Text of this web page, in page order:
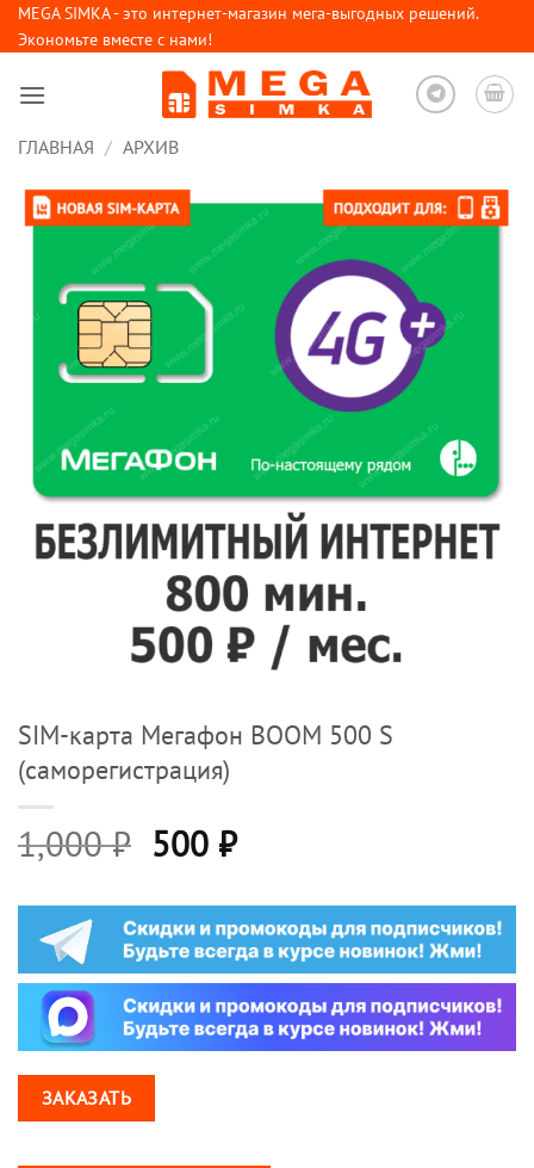
SkipMEGA SIMKA - это интернет-магазин мега-выгодных решений.
Экономьте вместе с нами!
ГЛАВНАЯ / АРХИВ
SIM-карта Мегафон BOOM 500 S
(саморегистрация)
1,000₽ Первоначальная
составляла
1,000 ₽.
500 ₽Текущая
500 ₽.
ЗАКАЗАТЬ